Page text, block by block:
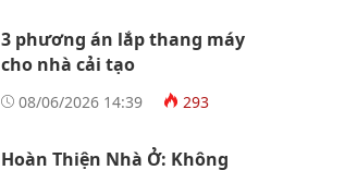
3 phương án lắp thang máy
cho nhà cải tạo
08/06/2026 14:39 293
Hoàn Thiện Nhà Ở: Không